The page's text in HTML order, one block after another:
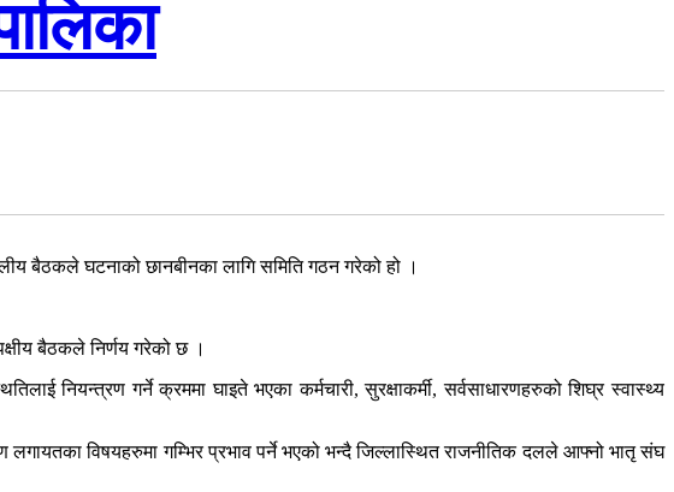
बैठकले घटनाको छानबीनका लागि समिति गठन गरेको हो ।
बैठकले निर्णय गरेको छ ।
नियन्त्रण गर्ने क्रममा घाइते भएका कर्मचारी, सुरक्षाकर्मी, सर्वसाधारणहरुको शिघ्र स्वास्थ्य
लगायतका विषयहरुमा गम्भिर प्रभाव पर्ने भएको भन्दै जिल्लास्थित राजनीतिक दलले आफ्नो भातृ संघ